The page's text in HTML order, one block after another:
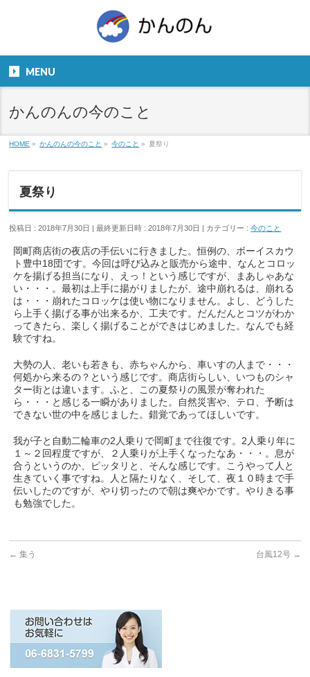
９：００～１８：００
MENU
かんのんの今のこと
HOME » かんのんの今のこと » 今のこと » 夏祭り
夏祭り
投稿日 : 2018年7月30日 最終更新日時 : 2018年7月30日 カテゴリー :今のこと
岡町商店街の夜店の手伝いに行きました。恒例の、ボーイスカウ
ト豊中18団です。今回は呼び込みと販売から途中、なんとコロッ
ケを揚げる担当になり、えっ！という感じですが、まあしゃあな
い・・・。最初は上手に揚がりましたが、途中崩れるは、崩れる
は・・・崩れたコロッケは使い物になりません。よし、どうした
ら上手く揚げる事が出来るか、工夫です。だんだんとコツがわか
ってきたら、楽しく揚げることができはじめました。なんでも経
験ですね。
大勢の人、老いも若きも、赤ちゃんから、車いすの人まで・・・
何処から来るの？という感じです。商店街らしい、いつものシャ
ター街とは違います。ふと、この夏祭りの風景が奪われた
ら・・・と感じる一瞬がありました。自然災害や、テロ、予断は
できない世の中を感じました。錯覚であってほしいです。
我が子と自動二輪車の2人乗りで岡町まで往復です。2人乗り年に
１～２回程度ですが、２人乗りが上手くなったなあ・・・。息が
合うというのか、ピッタリと、そんな感じです。こうやって人と
生きていく事ですね。人と隔たりなく、そして、夜１０時まで手
伝いしたのですが、やり切ったので朝は爽やかです。やりきる事
も勉強でした。
← 集う 台風12号 →